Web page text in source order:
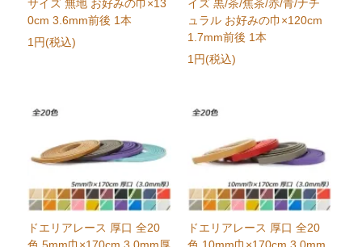
サイズ 無地 お好みの巾×13
0cm 3.6mm前後 1本
1円(税込)
イズ 黒/茶/焦茶/赤/青/ナチ
ュラル お好みの巾×120cm
1.7mm前後 1本
1円(税込)
ドエリアレース 厚口 全20
ドエリアレース 厚口 全20